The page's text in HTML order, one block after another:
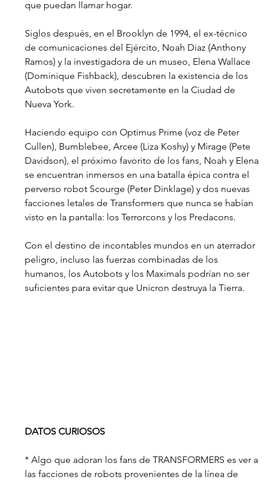
que puedan llamar hogar.
Siglos después, en el Brooklyn de 1994, el ex-técnico
de comunicaciones del Ejército, Noah Diaz (Anthony
Ramos) y la investigadora de un museo, Elena Wallace
(Dominique Fishback), descubren la existencia de los
Autobots que viven secretamente en la Ciudad de
Nueva York.
Haciendo equipo con Optimus Prime (voz de Peter
Cullen), Bumblebee, Arcee (Liza Koshy) y Mirage (Pete
Davidson), el próximo favorito de los fans, Noah y Elena
se encuentran inmersos en una batalla épica contra el
perverso robot Scourge (Peter Dinklage) y dos nuevas
facciones letales de Transformers que nunca se habían
visto en la pantalla: los Terrorcons y los Predacons.
Con el destino de incontables mundos en un aterrador
peligro, incluso las fuerzas combinadas de los
humanos, los Autobots y los Maximals podrían no ser
suficientes para evitar que Unicron destruya la Tierra.
DATOS CURIOSOS
* Algo que adoran los fans de TRANSFORMERS es ver a
las facciones de robots provenientes de la línea de